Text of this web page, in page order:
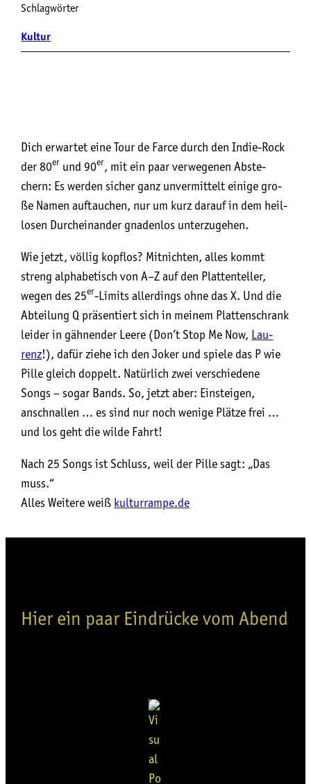
Schlagwörter
Kultur
Dich erwar­tet eine Tour de Far­ce durch den Indie-Rock
der 80er und 90er, mit ein paar ver­we­ge­nen Abste­
chern: Es wer­den sicher ganz unver­mit­telt eini­ge gro­
ße Namen auf­tau­chen, nur um kurz dar­auf in dem heil­
lo­sen Durch­ein­an­der gna­den­los unterzugehen.
Wie jetzt, völ­lig kopf­los? Mit­nich­ten, alles kommt
streng alpha­be­tisch von A–Z auf den Plat­ten­tel­ler,
wegen des 25er-Limits aller­dings ohne das X. Und die
Abtei­lung Q prä­sen­tiert sich in mei­nem Plat­ten­schrank
lei­der in gäh­nen­der Lee­re (Don’t Stop Me Now, Lau­
renz!), dafür zie­he ich den Joker und spie­le das P wie
Pil­le gleich dop­pelt. Natür­lich zwei ver­schie­de­ne
Songs – sogar Bands. So, jetzt aber: Ein­stei­gen,
anschnal­len … es sind nur noch weni­ge Plät­ze frei …
und los geht die wil­de Fahrt!
Nach 25 Songs ist Schluss, weil der Pil­le sagt: „Das
muss.“
Alles Wei­te­re weiß kulturrampe.de
Hier ein paar Eindrücke vom Abend